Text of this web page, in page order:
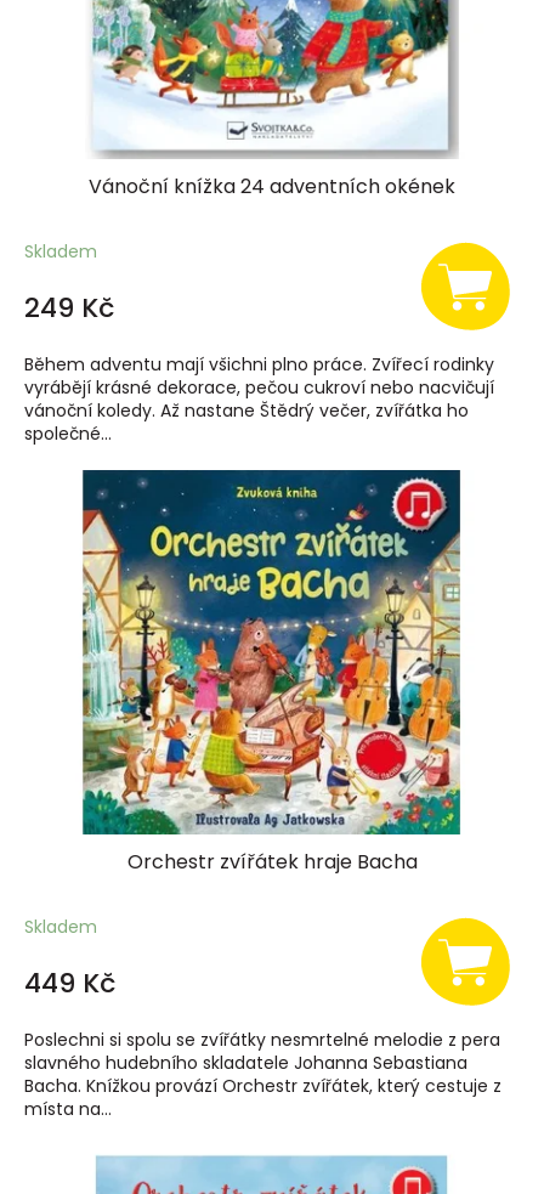
Vánoční knížka 24 adventních okének
Skladem
249 Kč
Během adventu mají všichni plno práce. Zvířecí rodinky
vyrábějí krásné dekorace, pečou cukroví nebo nacvičují
vánoční koledy. Až nastane Štědrý večer, zvířátka ho
společné...
Orchestr zvířátek hraje Bacha
Skladem
449 Kč
Poslechni si spolu se zvířátky nesmrtelné melodie z pera
slavného hudebního skladatele Johanna Sebastiana
Bacha. Knížkou provází Orchestr zvířátek, který cestuje z
místa na...